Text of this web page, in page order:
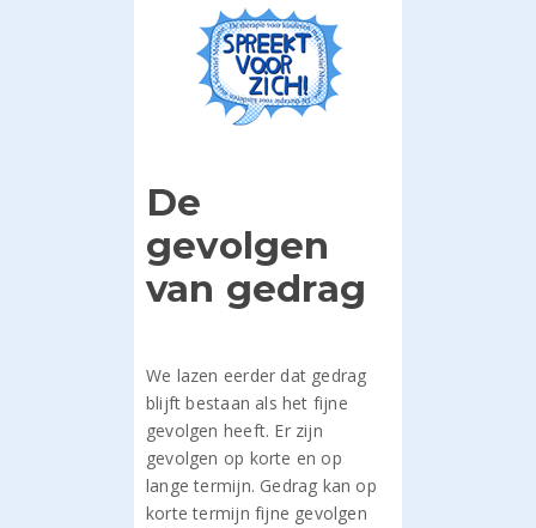
De
gevolgen
van gedrag
We lazen eerder dat gedrag
blijft bestaan als het fijne
gevolgen heeft. Er zijn
gevolgen op korte en op
lange termijn. Gedrag kan op
korte termijn fijne gevolgen